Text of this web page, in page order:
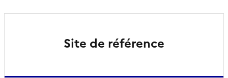
Site de référence